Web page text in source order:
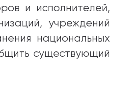
и исполнителей,
учреждений
национальных
существующий